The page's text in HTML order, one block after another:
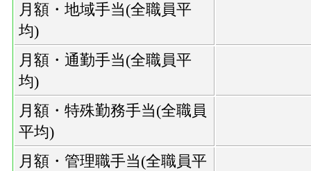
月額・地域手当(全職員平
均)
月額・通勤手当(全職員平
均)
月額・特殊勤務手当(全職員
平均)
月額・管理職手当(全職員平